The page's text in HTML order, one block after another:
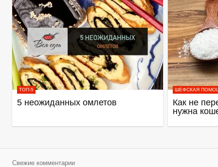
ТОП-5
5 неожиданных омлетов
ШЕФСКАЯ
Как не
нужна
Свежие комментарии